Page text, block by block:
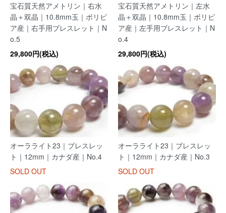
宝石質天然アメトリン｜右水
晶＋双晶｜10.8mm玉｜ボリビ
ア産｜右手用ブレスレット｜N
o.5
29,800円(税込)
宝石質天然アメトリン｜左水
晶＋双晶｜10.8mm玉｜ボリビ
ア産｜左手用ブレスレット｜N
o.4
29,800円(税込)
オーラライト23｜ブレスレッ
ト｜12mm｜カナダ産｜No.4
SOLD OUT
オーラライト23｜ブレスレッ
ト｜12mm｜カナダ産｜No.3
SOLD OUT